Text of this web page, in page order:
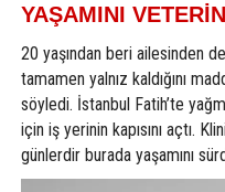
YAŞAMINI
20 yaşından beri ailesinden
tamamen yalnız kaldığını
söyledi. İstanbul Fatih’te
için iş yerinin kapısını açtı.
günlerdir burada yaşamını